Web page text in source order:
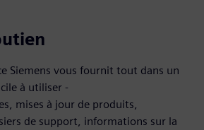
Siemens vous fournit tout dans un
à utiliser -
mises à jour de produits,
de support, informations sur la